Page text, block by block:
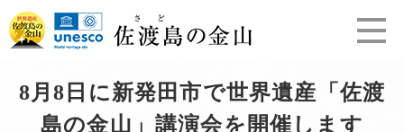
ー
ジ
ニ
ュ
8月8日に新発田市で世界遺産「佐渡
島の金山」講演会を開催します